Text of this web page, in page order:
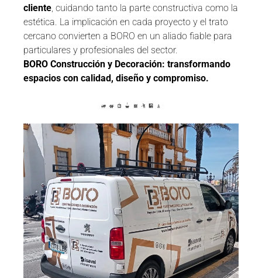
cliente , cuidando tanto la parte constructiva como la
estética. La implicación en cada proyecto y el trato
cercano convierten a BORO en un aliado fiable para
particulares y profesionales del sector.
BORO Construcción y Decoración: transformando
espacios con calidad, diseño y compromiso.